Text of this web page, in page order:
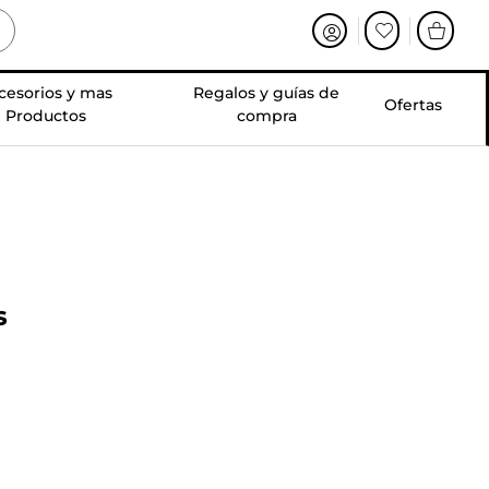
y mas
Productos
Regalos y guías de
compra
Ofertas